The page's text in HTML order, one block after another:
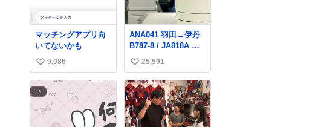
に立てて欲しい、み
んなも元気になって
欲しいと。家内も一
緒に募金したので、
自分も何かできたら
なぁと思いました。
マッチングアプリ向
いてないかも
い
い
ね
9,086
ANA041 羽田→伊丹
B787-8 / JA818A 使
用機到着遅れにつき
「安全に支障ない範
囲で1分1秒でも遅延
回復に努めておりま
す」と機長の気合い
十分！ が、フライト
は順調に進みすぎ…
い
い
ね
数
25,591